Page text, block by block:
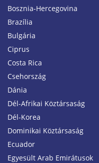
Bosznia-Hercegovina
Brazília
Bulgária
Ciprus
Costa Rica
Csehország
Dánia
Dél-Afrikai Köztársaság
Dél-Korea
Dominikai Köztársaság
Ecuador
Egyesült Arab Emirátusok